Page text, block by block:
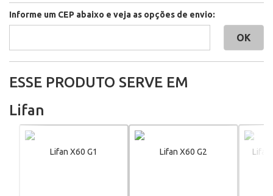
Informe um CEP abaixo e veja as opções de envio:
ESSE PRODUTO SERVE EM
Lifan
Lifan X60 G1 Lifan X60 G2 Lifan